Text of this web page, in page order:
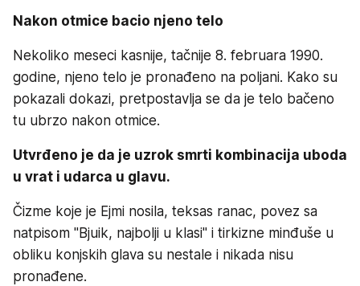
Nakon otmice bacio njeno telo
Nekoliko meseci kasnije, tačnije 8. februara 1990.
godine, njeno telo je pronađeno na poljani. Kako su
pokazali dokazi, pretpostavlja se da je telo bačeno
tu ubrzo nakon otmice.
Utvrđeno je da je uzrok smrti kombinacija uboda
u vrat i udarca u glavu.
Čizme koje je Ejmi nosila, teksas ranac, povez sa
natpisom "Bjuik, najbolji u klasi" i tirkizne minđuše u
obliku konjskih glava su nestale i nikada nisu
pronađene.